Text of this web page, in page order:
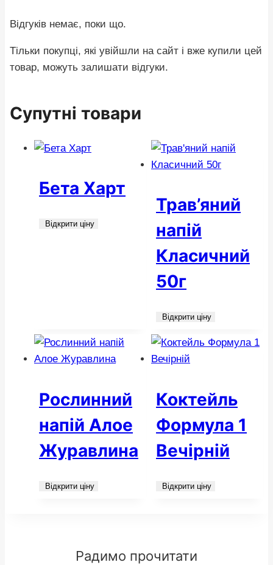
Відгуків немає, поки що.
Тільки покупці, які увійшли на сайт і вже купили цей
товар, можуть залишати відгуки.
Супутні товари
Бета Харт
Відкрити ціну
Трав’яний
напій
Класичний
50г
Відкрити ціну
Рослинний
напій Алое
Журавлина
Відкрити ціну
Коктейль
Формула 1
Вечірній
Відкрити ціну
Радимо прочитати